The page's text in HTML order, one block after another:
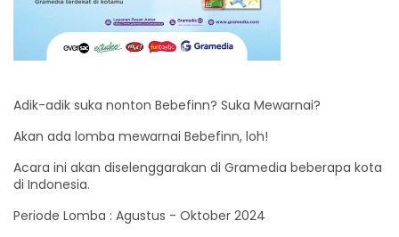
Adik-adik suka nonton Bebefinn? Suka Mewarnai?
Akan ada lomba mewarnai Bebefinn, loh!
Acara ini akan diselenggarakan di Gramedia beberapa kota
di Indonesia.
Periode Lomba : Agustus - Oktober 2024